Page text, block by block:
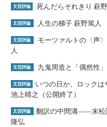
文芸評論 死んだらそれきり 萩
文芸評論 人生の梯子 萩野篤人
文芸評論
モーツァルトの〈声
人
文芸評論 九鬼周造と「偶然性
文芸評論
いつの日か、ロック
池上晴之（公開終了）
文芸評論
翻訳の中間溝――末
隆弘